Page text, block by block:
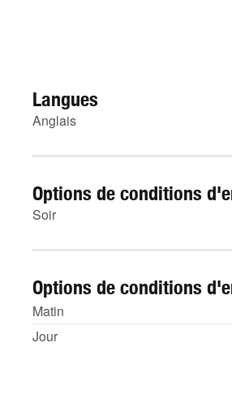
Langues
Anglais
Options de conditions
Soir
Options de conditions
Matin
Jour